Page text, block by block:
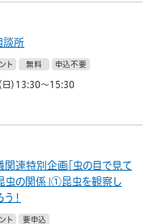
談所
ト 無料 申込不要
日）13:30～15:30
連特別企画「虫の目で見て
虫の関係」①昆虫を観察し
！
ト 要申込